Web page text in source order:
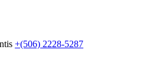
+(506) 2228-5287